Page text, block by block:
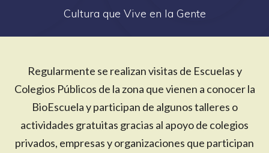
Cultura que Vive en la Gente
Regularmente se realizan visitas de Escuelas y
Colegios Públicos de la zona que vienen a conocer la
BioEscuela y participan de algunos talleres o
actividades gratuitas gracias al apoyo de colegios
privados, empresas y organizaciones que participan